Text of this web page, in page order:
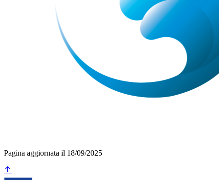
Pagina aggiornata il 18/09/2025